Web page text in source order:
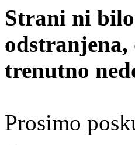
Strani ni
odstranjena,
trenutno
Prosimo